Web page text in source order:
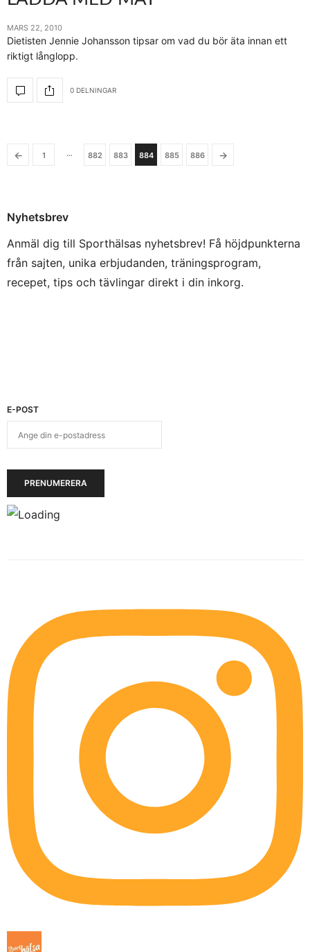
MARS 22, 2010
Dietisten Jennie Johansson tipsar om vad du bör äta innan ett
riktigt långlopp.
0 DELNINGAR
← 1 … 882 883 884 885 886 →
Nyhetsbrev
Anmäl dig till Sporthälsas nyhetsbrev! Få höjdpunkterna
från sajten, unika erbjudanden, träningsprogram,
recepet, tips och tävlingar direkt i din inkorg.
E-POST